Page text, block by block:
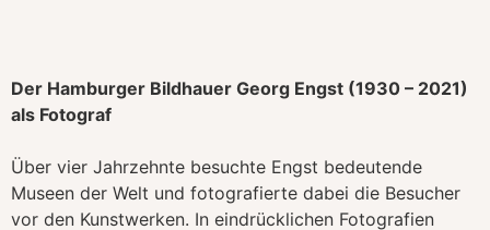
Der Hamburger Bildhauer Georg Engst (1930 – 2021)
als Fotograf
Über vier Jahrzehnte besuchte Engst bedeutende
Museen der Welt und fotografierte dabei die Besucher
vor den Kunstwerken. In eindrücklichen Fotografien